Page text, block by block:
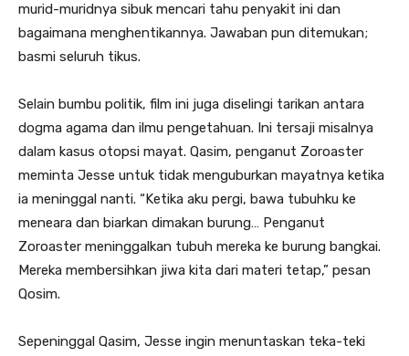
murid-muridnya sibuk mencari tahu penyakit ini dan
bagaimana menghentikannya. Jawaban pun ditemukan;
basmi seluruh tikus.
Selain bumbu politik, film ini juga diselingi tarikan antara
dogma agama dan ilmu pengetahuan. Ini tersaji misalnya
dalam kasus otopsi mayat. Qasim, penganut Zoroaster
meminta Jesse untuk tidak menguburkan mayatnya ketika
ia meninggal nanti. “Ketika aku pergi, bawa tubuhku ke
meneara dan biarkan dimakan burung… Penganut
Zoroaster meninggalkan tubuh mereka ke burung bangkai.
Mereka membersihkan jiwa kita dari materi tetap,” pesan
Qosim.
Sepeninggal Qasim, Jesse ingin menuntaskan teka-teki